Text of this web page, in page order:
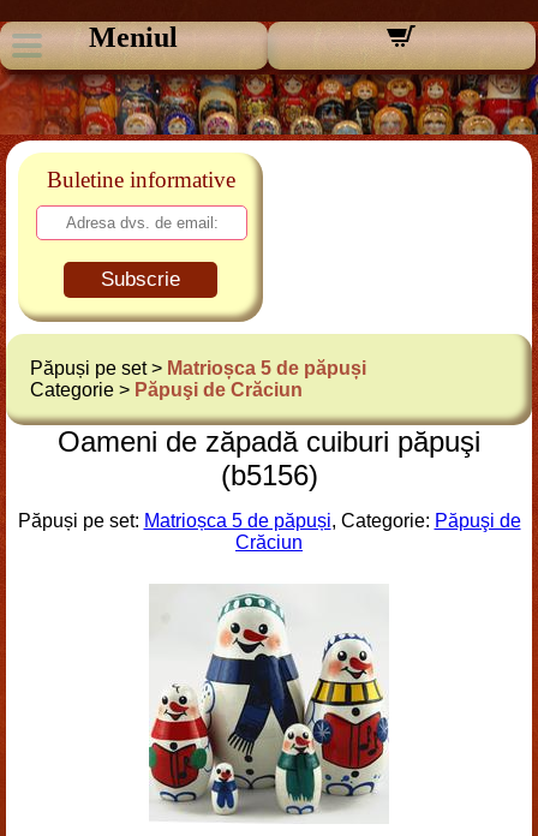
Meniul
Buletine informative
Subscrie
Păpuși pe set > Matrioșca 5 de păpuși
Categorie > Păpuşi de Crăciun
Oameni de zăpadă cuiburi păpuşi
(b5156)
Păpuși pe set: Matrioșca 5 de păpuși, Categorie: Păpuşi de
Crăciun